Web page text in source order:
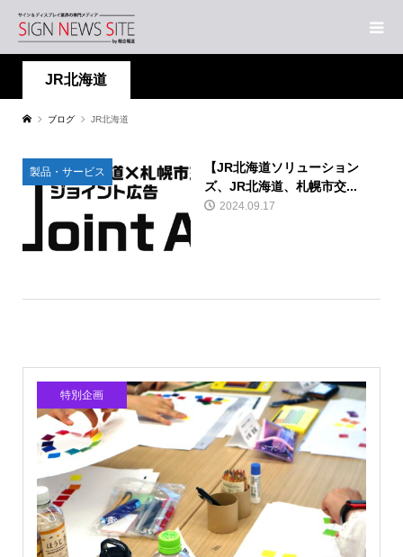
JR北海道
ブログ JR北海道
製品・サービス
【JR北海道ソリューション
ズ、JR北海道、札幌市交...
2024.09.17
特別企画